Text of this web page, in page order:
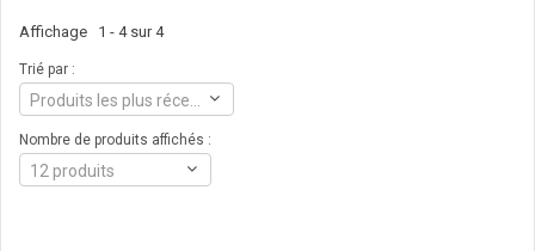
Affichage 1 - 4 sur 4
Trié par :
Nombre de produits affichés :
12 produits